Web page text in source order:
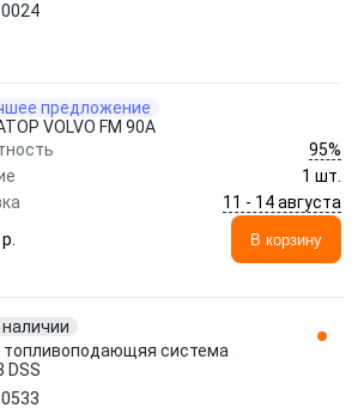
предложение
VOLVO FM 90A
95%
1 шт.
11 - 14 августа
В корзину
наличии
топливоподающяя система
DSS